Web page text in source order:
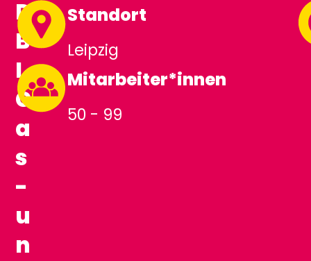
D
B
I
G
a
s
-
u
n
Standort
Leipzig
Mitarbeiter*innen
50 - 99